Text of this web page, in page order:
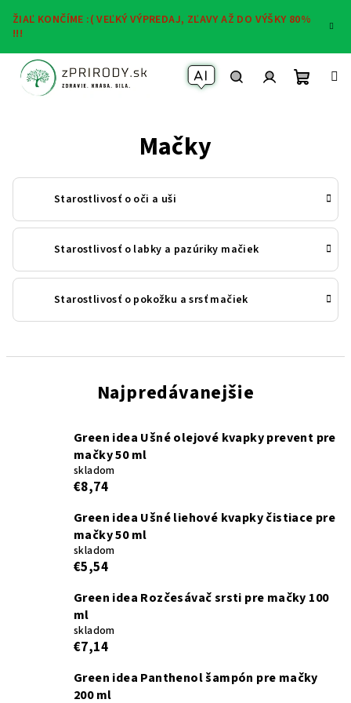
obsah
ŽIAĽ KONČÍME :( VEĽKÝ VÝPREDAJ, ZĽAVY AŽ DO VÝŠKY 80%
!!!
Mačky
Starostlivosť o oči a uši
Starostlivosť o labky a pazúriky mačiek
Starostlivosť o pokožku a srsť mačiek
Najpredávanejšie
Green idea Ušné olejové kvapky prevent pre
mačky 50 ml
skladom
€8,74
Green idea Ušné liehové kvapky čistiace pre
mačky 50 ml
skladom
€5,54
Green idea Rozčesávač srsti pre mačky 100
ml
skladom
€7,14
Green idea Panthenol šampón pre mačky
200 ml